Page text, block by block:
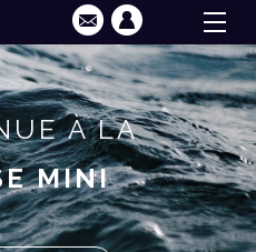
À LA
MINI